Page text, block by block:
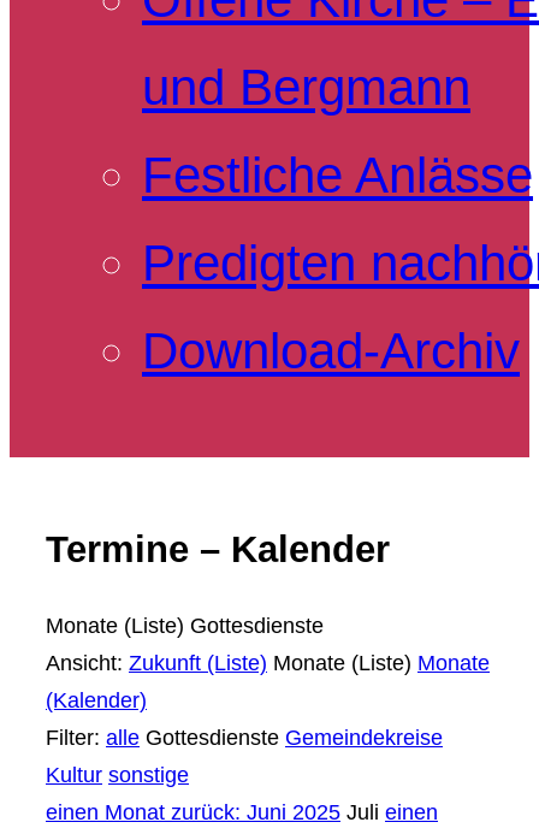
und Bergmann
Festliche Anlässe
Predigten
Download-Archiv
Termine – Kalender
Monate (Liste) Gottesdienste
Ansicht: Zukunft (Liste) Monate (Liste) Monate
(Kalender)
Filter: alle Gottesdienste Gemeindekreise
Kultur sonstige
einen Monat zurück: Juni 2025 Juli einen